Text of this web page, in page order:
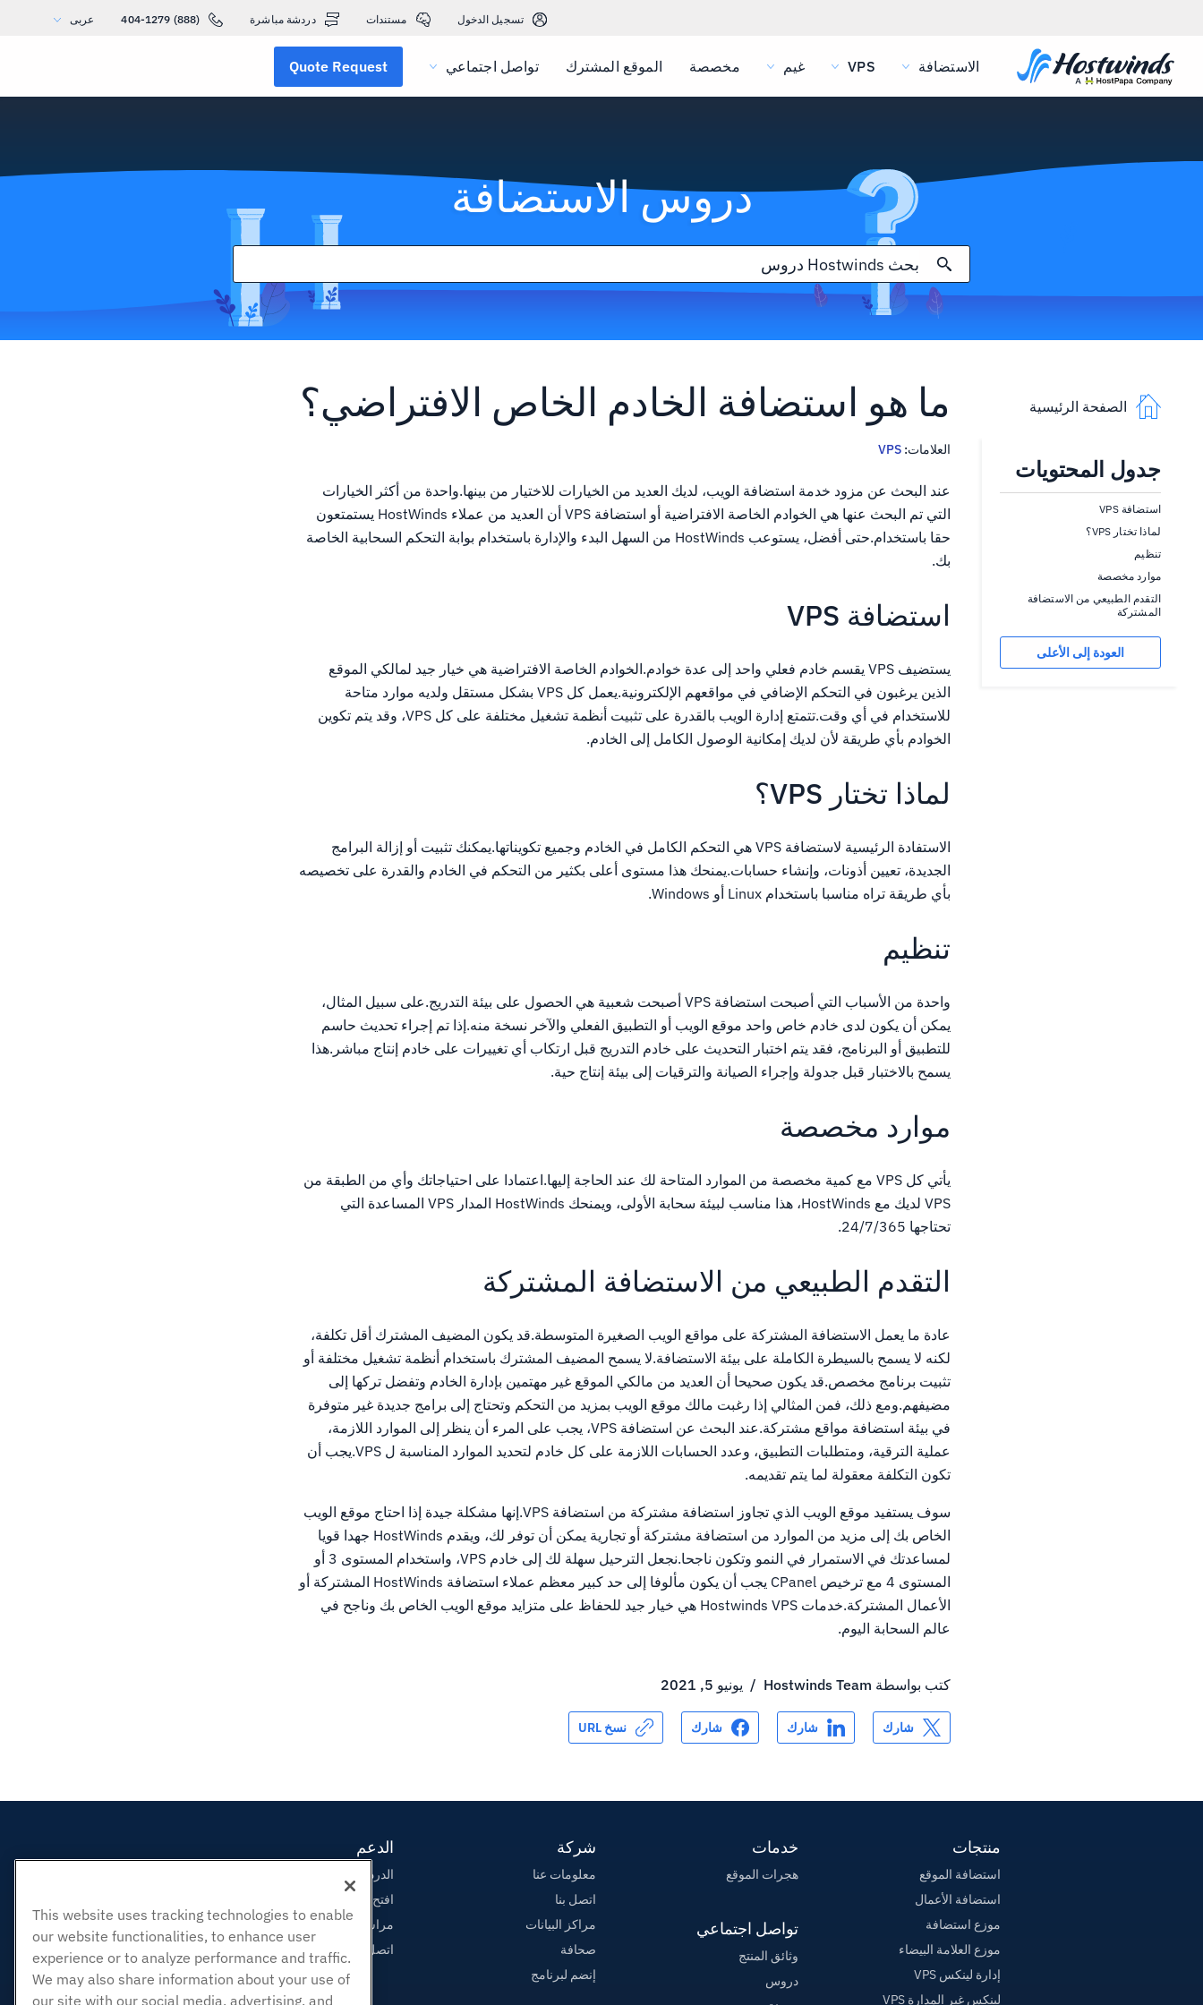
تسجيل الدخول مستندات دردشة مباشرة (888) 404-1279 عربى
الاستضافة VPS غيم مخصصة الموقع المشترك تواصل اجتماعي Quote Request
دروس الاستضافة
الصفحة الرئيسية
جدول المحتويات
استضافة VPS
لماذا تختار VPS؟
تنظيم
موارد مخصصة
التقدم الطبيعي من الاستضافة
المشتركة
العودة إلى الأعلى
ما هو استضافة الخادم الخاص الافتراضي؟
العلامات: VPS
عند البحث عن مزود خدمة استضافة الويب، لديك العديد من الخيارات للاختيار من بينها.واحدة من أكثر الخيارات
التي تم البحث عنها هي الخوادم الخاصة الافتراضية أو استضافة VPS أن العديد من عملاء HostWinds يستمتعون
حقا باستخدام.حتى أفضل، يستوعب HostWinds من السهل البدء والإدارة باستخدام بوابة التحكم السحابية الخاصة
بك.
استضافة VPS
يستضيف VPS يقسم خادم فعلي واحد إلى عدة خوادم.الخوادم الخاصة الافتراضية هي خيار جيد لمالكي الموقع
الذين يرغبون في التحكم الإضافي في مواقعهم الإلكترونية.يعمل كل VPS بشكل مستقل ولديه موارد متاحة
للاستخدام في أي وقت.تتمتع إدارة الويب بالقدرة على تثبيت أنظمة تشغيل مختلفة على كل VPS، وقد يتم تكوين
الخوادم بأي طريقة لأن لديك إمكانية الوصول الكامل إلى الخادم.
لماذا تختار VPS؟
الاستفادة الرئيسية لاستضافة VPS هي التحكم الكامل في الخادم وجميع تكويناتها.يمكنك تثبيت أو إزالة البرامج
الجديدة، تعيين أذونات، وإنشاء حسابات.يمنحك هذا مستوى أعلى بكثير من التحكم في الخادم والقدرة على تخصيصه
بأي طريقة تراه مناسبا باستخدام Linux أو Windows.
تنظيم
واحدة من الأسباب التي أصبحت استضافة VPS أصبحت شعبية هي الحصول على بيئة التدريج.على سبيل المثال،
يمكن أن يكون لدى خادم خاص واحد موقع الويب أو التطبيق الفعلي والآخر نسخة منه.إذا تم إجراء تحديث حاسم
للتطبيق أو البرنامج، فقد يتم اختبار التحديث على خادم التدريج قبل ارتكاب أي تغييرات على خادم إنتاج مباشر.هذا
يسمح بالاختبار قبل جدولة وإجراء الصيانة والترقيات إلى بيئة إنتاج حية.
موارد مخصصة
يأتي كل VPS مع كمية مخصصة من الموارد المتاحة لك عند الحاجة إليها.اعتمادا على احتياجاتك وأي من الطبقة من
VPS لديك مع HostWinds، هذا مناسب لبيئة سحابة الأولى، ويمنحك HostWinds المدار VPS المساعدة التي
تحتاجها 24/7/365.
التقدم الطبيعي من الاستضافة المشتركة
عادة ما يعمل الاستضافة المشتركة على مواقع الويب الصغيرة المتوسطة.قد يكون المضيف المشترك أقل تكلفة،
لكنه لا يسمح بالسيطرة الكاملة على بيئة الاستضافة.لا يسمح المضيف المشترك باستخدام أنظمة تشغيل مختلفة أو
تثبيت برنامج مخصص.قد يكون صحيحا أن العديد من مالكي الموقع غير مهتمين بإدارة الخادم وتفضل تركها إلى
مضيفهم.ومع ذلك، فمن المثالي إذا رغبت مالك موقع الويب بمزيد من التحكم وتحتاج إلى برامج جديدة غير متوفرة
في بيئة استضافة مواقع مشتركة.عند البحث عن استضافة VPS، يجب على المرء أن ينظر إلى الموارد اللازمة،
عملية الترقية، ومتطلبات التطبيق، وعدد الحسابات اللازمة على كل خادم لتحديد الموارد المناسبة ل VPS.يجب أن
تكون التكلفة معقولة لما يتم تقديمه.
سوف يستفيد موقع الويب الذي تجاوز استضافة مشتركة من استضافة VPS.إنها مشكلة جيدة إذا احتاج موقع الويب
الخاص بك إلى مزيد من الموارد من استضافة مشتركة أو تجارية يمكن أن توفر لك، ويقدم HostWinds جهدا قويا
لمساعدتك في الاستمرار في النمو وتكون ناجحا.نجعل الترحيل سهلة لك إلى خادم VPS، واستخدام المستوى 3 أو
المستوى 4 مع ترخيص CPanel يجب أن يكون مألوفا إلى حد كبير معظم عملاء استضافة HostWinds المشتركة أو
الأعمال المشتركة.خدمات Hostwinds VPS هي خيار جيد للحفاظ على متزايد موقع الويب الخاص بك وناجح في
عالم السحابة اليوم.
كتب بواسطة Hostwinds Team
/ يونيو 5, 2021
شارك شارك شارك نسخ URL
منتجات
استضافة الموقع
استضافة الأعمال
موزع استضافة
موزع العلامة البيضاء
إدارة لينكس VPS
لينكس غير المدارة VPS
خدمات
هجرات الموقع
تواصل اجتماعي
وثائق المنتج
دروس
شركة
معلومات عنا
اتصل بنا
مراكز البيانات
صحافة
إنضم لبرنامج
الدعم
الدردشة الحية معنا
افتح تذكرة الدعم
مراسلتنا على البريد الاليكتروني
اتصل بنا (888) 404-1279
This website uses tracking technologies to enable
our website functionalities, to enhance user
experience or to analyze performance and traffic.
We may also share information about your use of
our site with our social media, advertising, and